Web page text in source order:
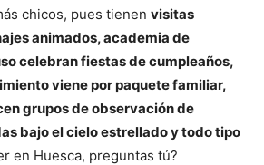
chicos, pues tienen visitas
animados, academia de
celebran fiestas de cumpleaños,
viene por paquete familiar,
grupos de observación de
bajo el cielo estrellado y todo tipo
en Huesca, preguntas tú?